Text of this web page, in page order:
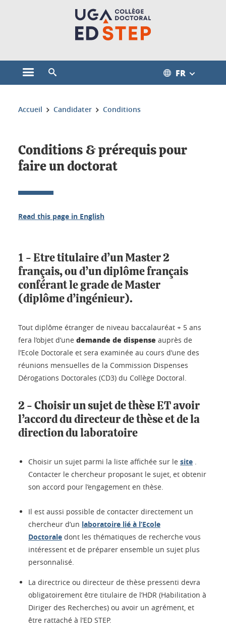
Ouvrir le menu principal FR
Vous êtes ici :
Accueil Candidater Conditions
Conditions & prérequis pour
faire un doctorat
Read this page in English
1 - Etre titulaire d’un Master 2
français, ou d’un diplôme français
conférant le grade de Master
(diplôme d’ingénieur).
Tout diplôme étranger de niveau baccalauréat + 5 ans
fera l’objet d’une demande de dispense auprès de
l’Ecole Doctorale et sera examinée au cours d’une des
réunions mensuelles de la Commission Dispenses
Dérogations Doctorales (CD3) du Collège Doctoral.
2 - Choisir un sujet de thèse ET avoir
l’accord du directeur de thèse et de la
direction du laboratoire
Choisir un sujet parmi la liste affichée sur le site .
Contacter le chercheur proposant le sujet, et obtenir
son accord pour l’engagement en thèse.
Il est aussi possible de contacter directement un
chercheur d’un laboratoire lié à l’Ecole
Doctorale dont les thématiques de recherche vous
intéressent et de préparer ensemble un sujet plus
personnalisé.
La directrice ou directeur de thèse pressenti devra
obligatoirement être titulaire de l’HDR (Habilitation à
Diriger des Recherches) ou avoir un agrément, et
être rattaché à l’ED STEP.